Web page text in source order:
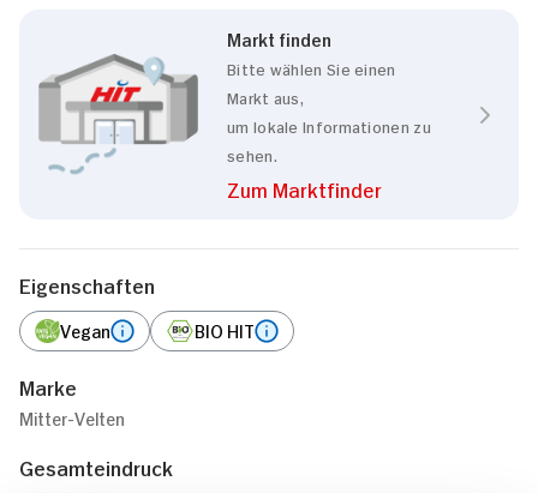
Markt finden
Bitte wählen Sie einen
Markt aus,
um lokale Informationen zu
sehen.
Zum Marktfinder
Eigenschaften
Vegan BIO HIT
Marke
Mitter-Velten
Gesamteindruck